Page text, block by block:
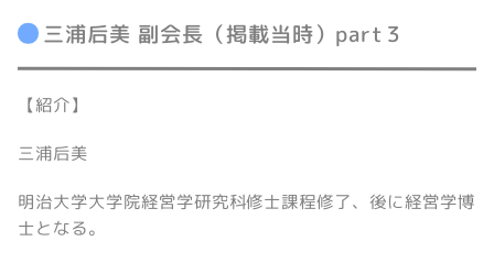
三浦后美 副会長（掲載当時）part３
【紹介】
三浦后美
明治大学大学院経営学研究科修士課程修了、後に経営学博
士となる。